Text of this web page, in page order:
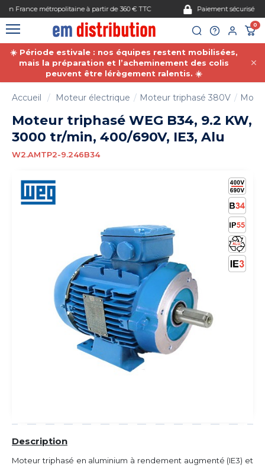
Paiement sécurisé
0
☀️ Période estivale : nos équipes restent mobilisées,
mais la préparation et l’acheminement des colis
peuvent être lérègement ralentis. ☀️
Accueil Moteur électrique Moteur triphasé 380V
Moteur triphasé WEG B34, 9.2 KW,
3000 tr/min, 400/690V, IE3, Alu
W2.AMTP2-9.246B34
Description
Moteur triphasé en aluminium à rendement augmenté (IE3) et
Gestion des cookies